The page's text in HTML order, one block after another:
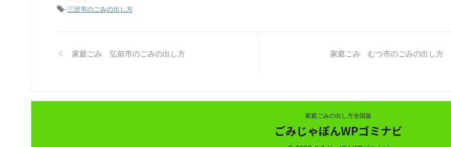
-三沢市のごみの出し方
家庭ごみ 弘前市のごみの出し方 家庭ごみ むつ市のごみの出し方
家庭ごみの出し方全国版
ごみじゃぽんWPゴミナビ